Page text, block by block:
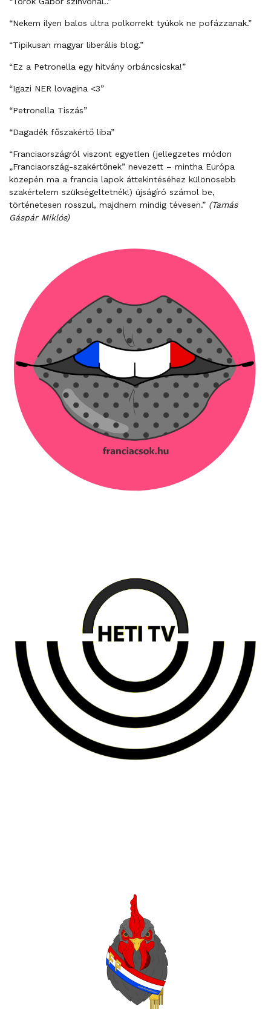
“Nekem ilyen balos ultra polkorrekt tyúkok ne pofázzanak.”
“Tipikusan magyar liberális blog.”
“Ez a Petronella egy hitvány orbáncsicska!”
“Igazi NER lovagina <3”
“Petronella Tiszás”
“Dagadék főszakértő liba”
“Franciaországról viszont egyetlen (jellegzetes módon
„Franciaország-szakértőnek” nevezett – mintha Európa
közepén ma a francia lapok áttekintéséhez különösebb
szakértelem szükségeltetnék!) újságíró számol be,
történetesen rosszul, majdnem mindig tévesen.” (Tamás
Gáspár Miklós)